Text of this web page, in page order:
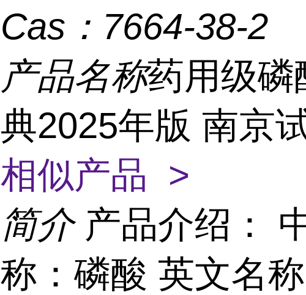
Cas： 7664-38-2
产品名称药用级磷
典2025年版 南京
相似产品 >
简介 产品介绍：
称：磷酸 英文名称